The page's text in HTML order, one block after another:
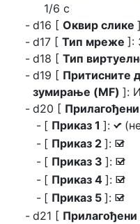
1/6 с
d16 [ Оквир слике
d17 [ Тип мреже ]:
d18 [ Тип
d19 [ Притисните
зумирање (MF) ]:
d20 [
[ Приказ 1 ]: L
[ Приказ 2 ]: M
[ Приказ 3 ]: M
[ Приказ 4 ]: M
[ Приказ 5 ]: M
d21 [